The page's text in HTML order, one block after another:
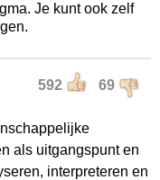
Je kunt ook zelf
592 69
als uitgangspunt en
interpreteren en